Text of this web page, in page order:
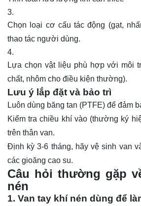
Chọn loại cơ cấu tác động (gạt,
thao tác người dùng.
Lựa chọn vật liệu phù hợp với môi
chất, nhôm cho điều kiện thường).
Lưu ý lắp đặt và bảo trì
Luôn dùng băng tan (PTFE) để đảm
Kiểm tra chiều khí vào (thường ký
trên thân van.
Định kỳ 3-6 tháng, hãy vệ sinh van
các gioăng cao su.
Câu hỏi thường gặp
nén
1. Van tay khí nén dùng để